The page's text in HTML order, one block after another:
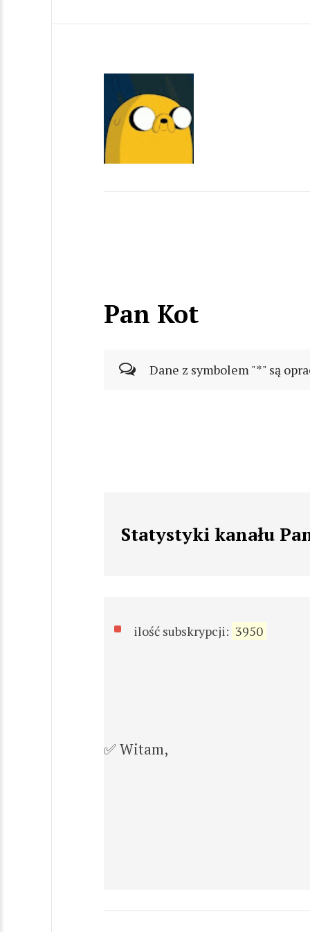
Pan Kot
Dane z symbolem "*" są
Statystyki kanału
ilość subskrypcji: 3950
✅ Witam,